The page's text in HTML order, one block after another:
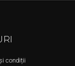
condiții